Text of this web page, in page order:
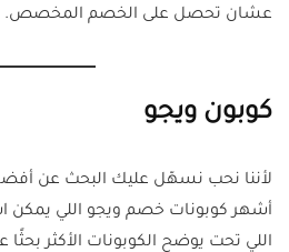
عشان تحصل على الخصم المخصص.
كوبون ويجو
لأننا نحب نسهّل عليك البحث عن أفضل
أشهر كوبونات خصم ويجو اللي يمكن
اللي تحت يوضح الكوبونات الأكثر بحثًا